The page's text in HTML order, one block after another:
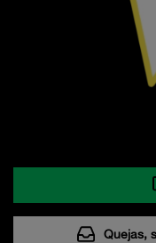
Quejas,